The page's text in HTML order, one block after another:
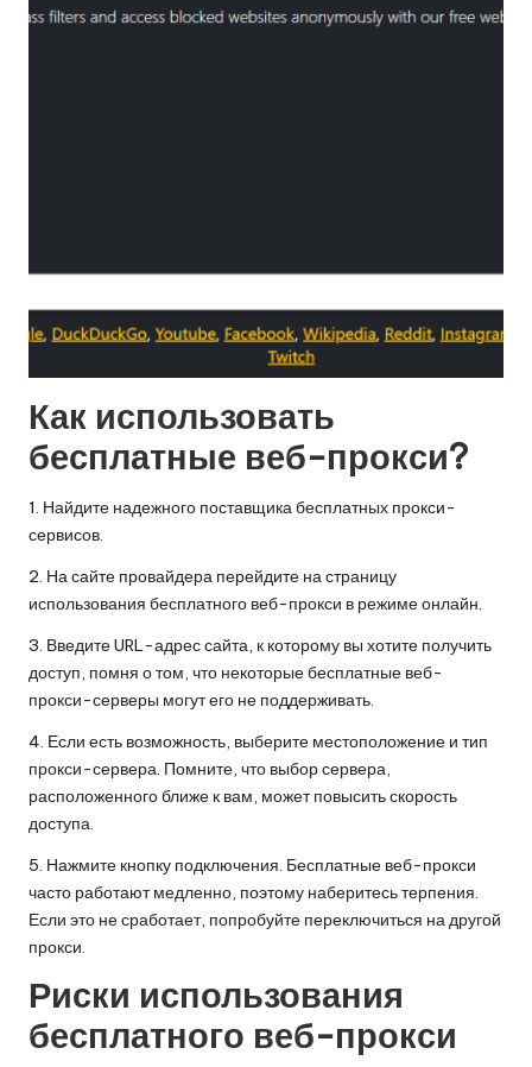
Как использовать
бесплатные веб-прокси?
1. Найдите надежного поставщика бесплатных прокси-
сервисов.
2. На сайте провайдера перейдите на страницу
использования бесплатного веб-прокси в режиме онлайн.
3. Введите URL-адрес сайта, к которому вы хотите получить
доступ, помня о том, что некоторые бесплатные веб-
прокси-серверы могут его не поддерживать.
4. Если есть возможность, выберите местоположение и тип
прокси-сервера. Помните, что выбор сервера,
расположенного ближе к вам, может повысить скорость
доступа.
5. Нажмите кнопку подключения. Бесплатные веб-прокси
часто работают медленно, поэтому наберитесь терпения.
Если это не сработает, попробуйте переключиться на другой
прокси.
Риски использования
бесплатного веб-прокси